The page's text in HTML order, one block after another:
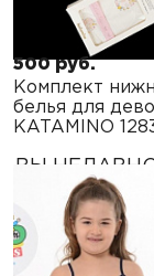
500 руб.
Комплект
белья для
KATAMINO
ВЫ